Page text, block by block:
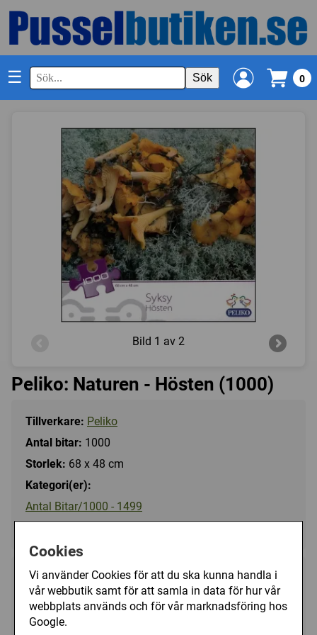
Cookies
Vi använder Cookies för att du ska kunna handla i
vår webbutik samt för att samla in data för hur vår
webbplats används och för vår marknadsföring hos
Google.
☰ Sök 0
Bild 1 av 2
Peliko: Naturen - Hösten (1000)
Tillverkare: Peliko
Antal bitar: 1000
Storlek: 68 x 48 cm
Kategori(er):
Antal Bitar/1000 - 1499
149 kr Utgått
Ej tillgänglig